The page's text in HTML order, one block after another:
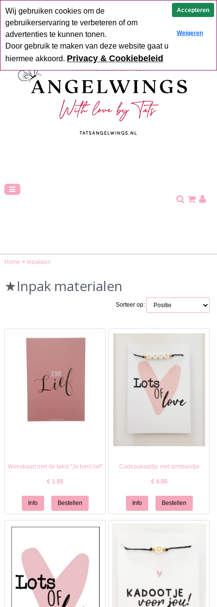
Verzending binnen 2-5
werkdagen
Hoge klant tevredenheid
Home > Inpakken
★Inpak materialen
Sorteer op:
Wenskaart met de tekst "Je bent lief"
€ 1.95
Cadeaukaartje met armbandje
€ 4.95
Wij gebruiken cookies om de
gebruikerservaring te verbeteren of om
advertenties te kunnen tonen.
Door gebruik te maken van deze website gaat u
hiermee akkoord. Privacy & Cookiebeleid
Accepteren
Weigeren